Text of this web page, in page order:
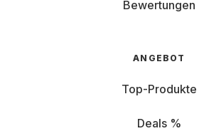
Bewertungen
ANGEBOT
Top-Produkte
Deals %